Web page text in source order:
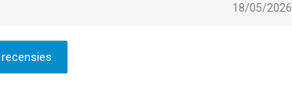
18/05/2026